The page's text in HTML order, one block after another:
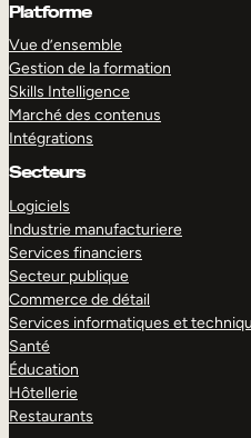
Platforme
Vue d’ensemble
Gestion de la formation
Skills Intelligence
Marché des contenus
Intégrations
Secteurs
Logiciels
Industrie manufacturiere
Services financiers
Secteur publique
Commerce de détail
Services informatiques et
Santé
Éducation
Hôtellerie
Restaurants